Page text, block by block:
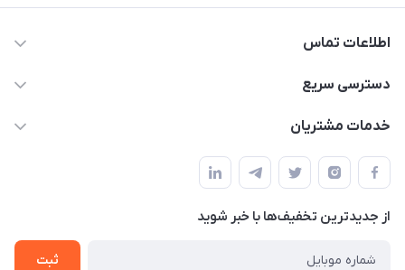
اطلاعات تماس
09398557137
سمت چپ (فروشگاه صوتی عباسی) - "تحویل حضوری فقط با
هماهنگی"
دسترسی سریع
لیست محصولات
حساب کاربری
تماس با ما
خدمات مشتریان
راهنما
پرسش های شما
شرایط و ضوابط گارانتی
روش های بازگرداندن کالا
از جدید‌ترین تخفیف‌ها با‌ خبر شوید
ثبت